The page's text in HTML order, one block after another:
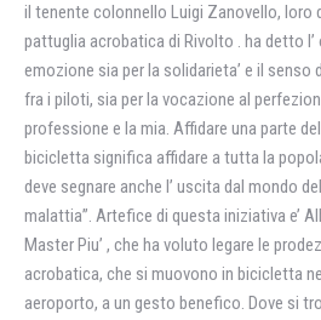
il tenente colonnello Luigi Zanovello, loro
pattuglia acrobatica di Rivolto . ha detto
emozione sia per la solidarieta’ e il
fra i piloti, sia per la vocazione al
professione e la mia. Affidare una parte
bicicletta significa affidare a tutta la
deve segnare anche l’ uscita dal mondo
malattia”. Artefice di questa iniziativa e’
Master Piu’ , che ha voluto legare le
acrobatica, che si muovono in bicicletta
aeroporto, a un gesto benefico. Dove si